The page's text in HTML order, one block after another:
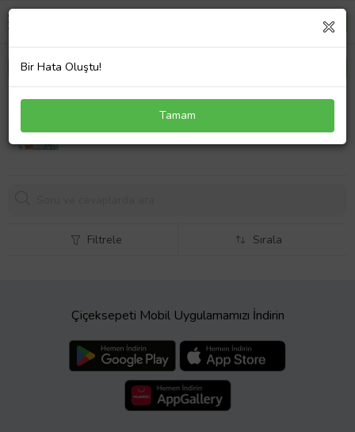
Evony Premium Hasta Bezi Belbantlı Large 30 lu
Filtrele Sırala
Çiçeksepeti Mobil Uygulamamızı İndirin
Bir Hata Oluştu!
Tamam